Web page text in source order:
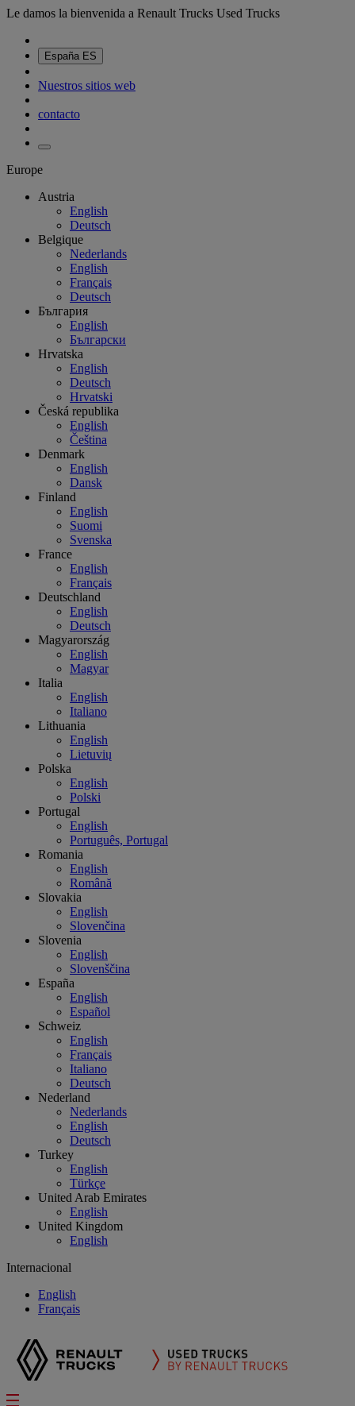
Le damos la bienvenida a Renault Trucks Used Trucks
España ES
Nuestros sitios web
contacto
Europe
Austria
English
Deutsch
Belgique
Nederlands
English
Français
Deutsch
България
English
Български
Hrvatska
English
Deutsch
Hrvatski
Česká republika
English
Čeština
Denmark
English
Dansk
Finland
English
Suomi
Svenska
France
English
Français
Deutschland
English
Deutsch
Magyarország
English
Magyar
Italia
English
Italiano
Lithuania
English
Lietuvių
Polska
English
Polski
Portugal
English
Português, Portugal
Romania
English
Română
Slovakia
English
Slovenčina
Slovenia
English
Slovenščina
España
English
Español
Schweiz
English
Français
Italiano
Deutsch
Nederland
Nederlands
English
Deutsch
Turkey
English
Türkçe
United Arab Emirates
English
United Kingdom
English
Internacional
English
Français